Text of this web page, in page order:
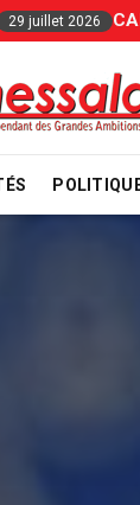
29 juillet 2026